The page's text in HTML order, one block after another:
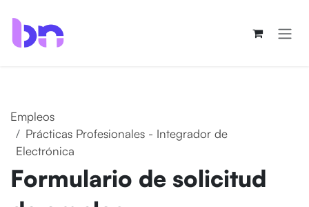
Empleos
Prácticas Profesionales - Integrador de
Electrónica
Formulario de solicitud